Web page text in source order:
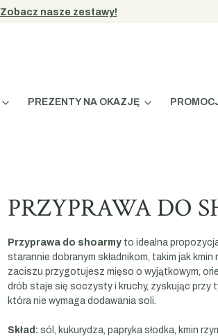
Zobacz nasze zestawy!
PREZENTY NA OKAZJĘ
PRZYPRAWA DO
Przyprawa do shoarmy to idealna
starannie dobranym składnikom, takim jak
zaciszu przygotujesz mięso o wyjątkowym,
drób staje się soczysty i kruchy, zyskując przy
która nie wymaga dodawania soli.
Skład: sól, kukurydza, papryka słodka, kmin